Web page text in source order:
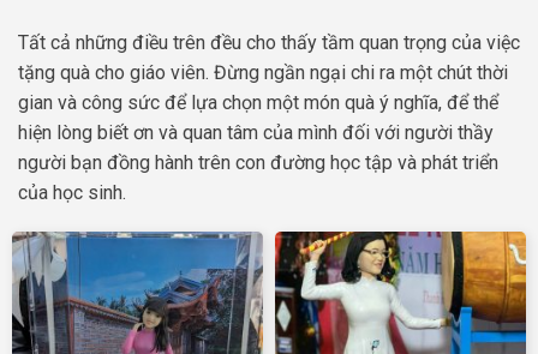
Tất cả những điều trên đều cho thấy tầm quan trọng của việc
tặng quà cho giáo viên. Đừng ngần ngại chi ra một chút thời
gian và công sức để lựa chọn một món quà ý nghĩa, để thể
hiện lòng biết ơn và quan tâm của mình đối với người thầy
người bạn đồng hành trên con đường học tập và phát triển
của học sinh.